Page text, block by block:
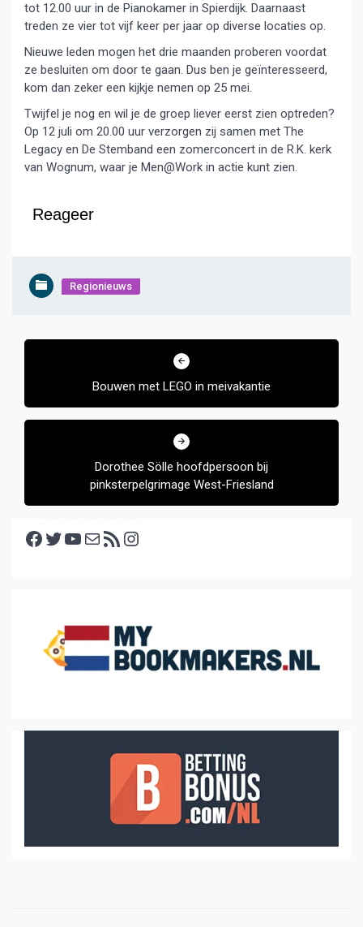
tot 12.00 uur in de Pianokamer in Spierdijk. Daarnaast
treden ze vier tot vijf keer per jaar op diverse locaties op.
Nieuwe leden mogen het drie maanden proberen voordat
ze besluiten om door te gaan. Dus ben je geïnteresseerd,
kom dan zeker een kijkje nemen op 25 mei.
Twijfel je nog en wil je de groep liever eerst zien optreden?
Op 12 juli om 20.00 uur verzorgen zij samen met The
Legacy en De Stemband een zomerconcert in de R.K. kerk
van Wognum, waar je Men@Work in actie kunt zien.
Reageer
Regionieuws
Bericht
Bouwen met LEGO in meivakantie
Dorothee Sölle hoofdpersoon bij
pinksterpelgrimage West-Friesland
Facebook Twitter YouTube E-mail RSS feed